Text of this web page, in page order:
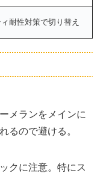
耐性対策で切り替え
メランをメインに
るので避ける。
クに注意。特にス